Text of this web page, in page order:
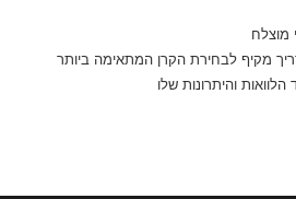
מוצלח
מקיף לבחירת הקרן המתאימה ביותר
והיתרונות שלו